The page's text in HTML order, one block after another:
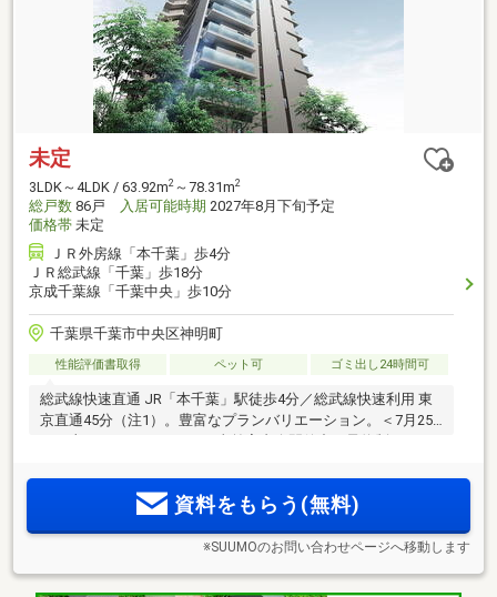
未定
3LDK～4LDK / 63.92m2 ～78.31m2
総戸数 86戸 入居可能時期 2027年8月下旬予定
価格帯 未定
ＪＲ外房線「本千葉」歩4分
ＪＲ総武線「千葉」歩18分
京成千葉線「千葉中央」歩10分
千葉県千葉市中央区神明町
性能評価書取得 ペット可 ゴミ出し24時間可
総武線快速直通 JR「本千葉」駅徒歩4分／総武線快速利用 東
京直通45分（注1）。豊富なプランバリエーション。＜7月25
資料をもらう(無料)
※SUUMOのお問い合わせページへ移動します